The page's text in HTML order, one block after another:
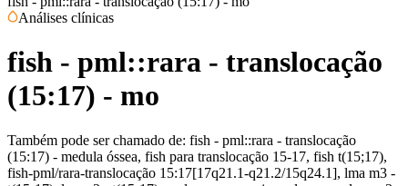
Análises clínicas
fish - pml::rara - translocação
(15:17) - mo
Também pode ser chamado de: fish - pml::rara - translocação
(15:17) - medula óssea, fish para translocação 15-17, fish t(15;17),
fish-pml/rara-translocação 15:17[17q21.1-q21.2/15q24.1], lma m3 -